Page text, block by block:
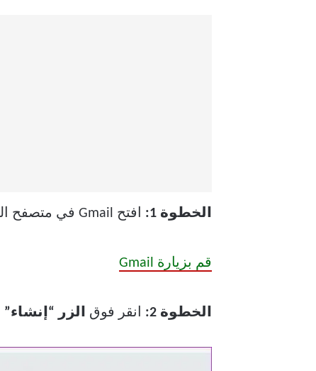
الخطوة 1: افتح Gmail في متصفح الويب.
قم بزيارة Gmail
الخطوة 2: انقر فوق الزر “إنشاء”